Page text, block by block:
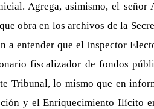
Agrega, asimismo, el
obra en los archivos de la
entender que el Inspector
fiscalizador de fondos
Tribunal, lo mismo que en
y el Enriquecimiento Ilícito